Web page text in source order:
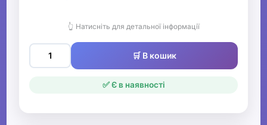
👆 Натисніть для детальної інформації
🛒 В кошик
✅ Є в наявності